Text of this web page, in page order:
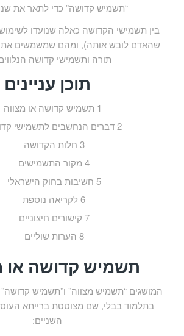
“תשמיש קדושה” כדי לתאר את
בין תשמישי הקדושה כאלה שנועדו לשימוש
שהאדם לובש אותה), ומהם שמשמשים את
תורה ותשמישי קדושה
תוכן עניינים
תשמיש קדושה או מצווה
2 דברים הנחשבים לתשמישי
3 חלות הקדושה
4 מקור התשמישים
5 חשיבות בחוק הישראלי
6 לקריאה נוספת
7 קישורים חיצוניים
8 הערות שוליים
תשמיש קדושה או
המושגים “תשמיש מצווה” ו”תשמיש
בתלמוד בבלי, שם מצוטטת ברייתא
השניים: